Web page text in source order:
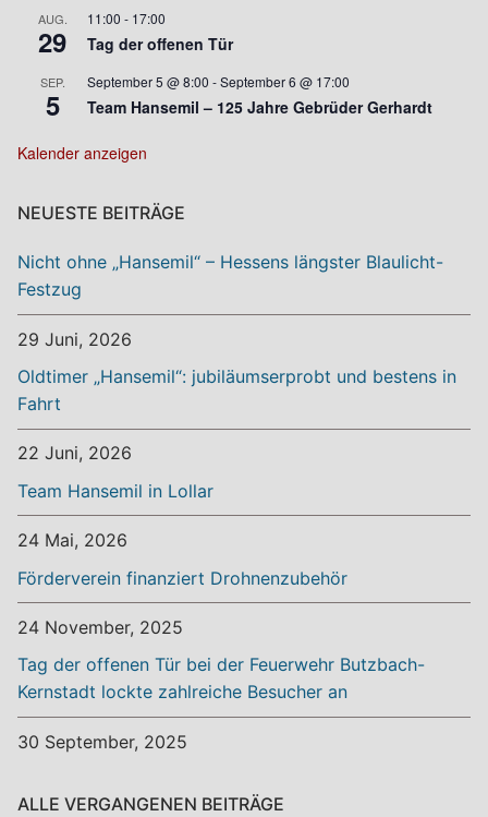
AUG.
29
11:00 - 17:00
Tag der offenen Tür
SEP.
5
September 5 @ 8:00 -September 6 @ 17:00
Team Hansemil – 125 Jahre Gebrüder Gerhardt
Kalender anzeigen
NEUESTE BEITRÄGE
Nicht ohne „Hansemil“ – Hessens längster Blaulicht-
Festzug
29 Juni, 2026
Oldtimer „Hansemil“: jubiläumserprobt und bestens in
Fahrt
22 Juni, 2026
Team Hansemil in Lollar
24 Mai, 2026
Förderverein finanziert Drohnenzubehör
24 November, 2025
Tag der offenen Tür bei der Feuerwehr Butzbach-
Kernstadt lockte zahlreiche Besucher an
30 September, 2025
ALLE VERGANGENEN BEITRÄGE